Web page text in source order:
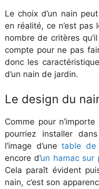
Le choix d’un nain
en réalité, ce n’est pas
nombre de critères
compte pour ne pas
donc les
d’un nain de jardin.
Le design du
Comme pour
pourriez installer
l’image d’unetable de
encore d’un hamac sur
Cela paraît évident
nain, c’est son